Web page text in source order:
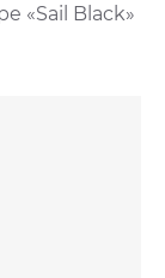
«Sail Black»